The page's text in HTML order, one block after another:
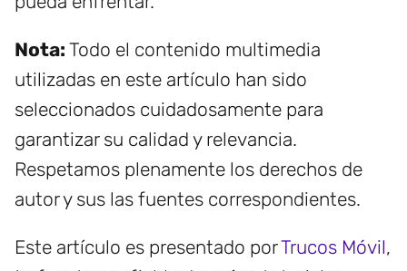
Nota: Todo el contenido multimedia
utilizadas en este artículo han sido
seleccionados cuidadosamente para
garantizar su calidad y relevancia.
Respetamos plenamente los derechos de
autor y sus las fuentes correspondientes.
Este artículo es presentado porTrucos Móvil,